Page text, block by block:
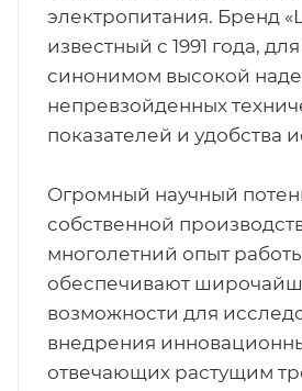
электропитания. Бренд
известный с 1991 года,
синонимом высокой
непревзойденных
показателей и удобства
Огромный научный
собственной
многолетний опыт
обеспечивают
возможности для
внедрения
отвечающих растущим